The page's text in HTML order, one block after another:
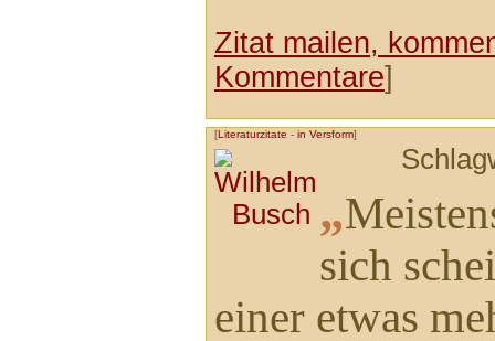
Zitat mailen,
Kommentare]
[Literaturzitate - in Versform]
„
sich
einer etwas